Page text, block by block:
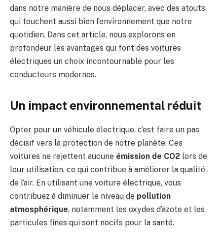
dans notre manière de nous déplacer, avec des atouts
qui touchent aussi bien l’environnement que notre
quotidien. Dans cet article, nous explorons en
profondeur les avantages qui font des voitures
électriques un choix incontournable pour les
conducteurs modernes.
Un impact environnemental réduit
Opter pour un véhicule électrique, c’est faire un pas
décisif vers la protection de notre planète. Ces
voitures ne rejettent aucune émission de CO2 lors de
leur utilisation, ce qui contribue à améliorer la qualité
de l’air. En utilisant une voiture électrique, vous
contribuez à diminuer le niveau de pollution
atmosphérique, notamment les oxydes d’azote et les
particules fines qui sont nocifs pour la santé.